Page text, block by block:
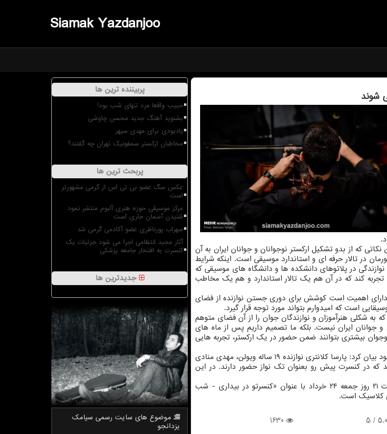
Siamak Yazdanjoo
شوند
كه از بدو تشكیل اركستر نوجوانان و جوانان ایران به آن
در تالار حرفه ای و استاندارد موسیقی است. اینكه شرایط
در پلاتوهای دانشكده ها و دانشگاه های موسیقی كه
كند كه در آن هم یك تالار استاندارد و هم یك مخاطب
دارای اهمیت است كوشش برای دوری جستن نوازنده از فضای
است كه امیدوارم بتواند مورد توجه قرار گیرد.
به شكلی هنرآموزان و نوازندگان جوان را از آن فضای متوهم
و جوانان ایران نیست. بلكه ما تصمیم داریم پس از ماه های
بیشتری بتوانند ضمن حضور در یك اركستر، تجربه هایی
رهبر اركستر نوجوانان و جوانان ایران در بخش دیگری از صحبت های خود بیان كرد: پارسا كلانتری نوازنده ۱۹ ساله ویولن، مهدی منادی
كنسرت اركستر نوجوانان و جوانان ایران به رهبری آرمان نوروزی ساعت ۲۱ روز جمعه ۲۴ خرداد با عنوان «كنسرتو در بیداری - شب
كلاسیك است.
5.0
/ 5
1630
پربیننده ترین ها
حبیب واقعا مرد تنهای شب بود!
بشنوید آهنگ جدید محسن چاوشی
یادبودی برای مهدی سپهر
مخاطبان ارکستر سمفونیک تهران چه گفتند؟
پربحث ترین ها
عکس سگ عضو بی تی اس از گرمی مشهورتر
است
مرکز موسیقی حوزه هنری آلبوم منتشر نمود
شنیدن آسمان جاری است
سهراب پورناظری عضو آکادمی گرمی شد
آثار مجید انتظامی اجرا می شود جزئیات یک
کنسرت به افتخار جامعه پزشکی
جدیدترین ها
موضوع های سایت رسمی سیامك
یزدانجو